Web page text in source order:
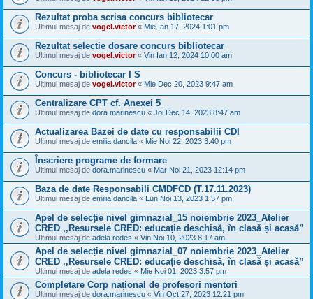
Rezultat proba scrisa concurs bibliotecar
Ultimul mesaj de vogel.victor« Mie Ian 17, 2024 1:01 pm
Rezultat selectie dosare concurs bibliotecar
Ultimul mesaj de vogel.victor« Vin Ian 12, 2024 10:00 am
Concurs - bibliotecar I S
Ultimul mesaj de vogel.victor« Mie Dec 20, 2023 9:47 am
Centralizare CPT cf. Anexei 5
Ultimul mesaj de dora.marinescu « Joi Dec 14, 2023 8:47 am
Actualizarea Bazei de date cu responsabilii CDI
Ultimul mesaj de emilia dancila « Mie Noi 22, 2023 3:40 pm
Înscriere programe de formare
Ultimul mesaj de dora.marinescu « Mar Noi 21, 2023 12:14 pm
Baza de date Responsabili CMDFCD (T.17.11.2023)
Ultimul mesaj de emilia dancila « Lun Noi 13, 2023 1:57 pm
Apel de selecție nivel gimnazial_15 noiembrie 2023_Atelier
CRED ,,Resursele CRED: educație deschisă, în clasă și acasă”
Ultimul mesaj de adela redes « Vin Noi 10, 2023 8:17 am
Apel de selecție nivel gimnazial_07 noiembrie 2023_Atelier
CRED ,,Resursele CRED: educație deschisă, în clasă și acasă”
Ultimul mesaj de adela redes « Mie Noi 01, 2023 3:57 pm
Completare Corp național de profesori mentori
Ultimul mesaj de dora.marinescu « Vin Oct 27, 2023 12:21 pm